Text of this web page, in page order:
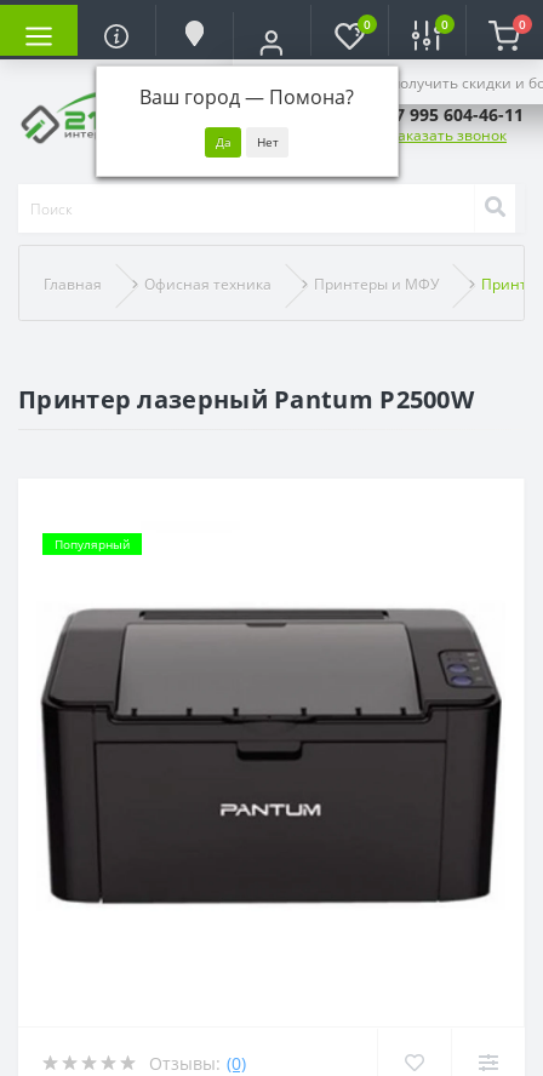
Ваш город — Помона?
Войдите, чтобы получить скидки и
0 0 0
+7 995 604-46-11
Заказать звонок
Главная Офисная техника Принтеры и МФУ
Принтер лазерный Pantum P2500W
Популярный
Отзывы: (0)